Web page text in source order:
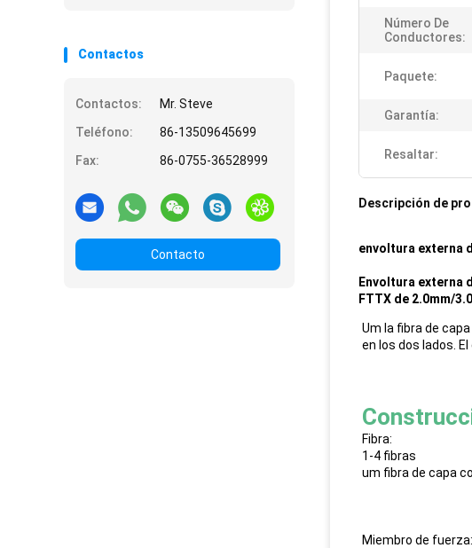
Contactos
Contactos:
Mr. Steve
Teléfono:
86-13509645699
Fax:
86-0755-36528999
Contacto
Número De
Conductores:
Paquete:
Garantía:
Resaltar:
Descripción de
envoltura externa
Envoltura externa
FTTX de 2.0mm/
Um la fibra de
en los dos lados.
Fibra:
1-4 fibras
um fibra de capa
Miembro de fuerza: